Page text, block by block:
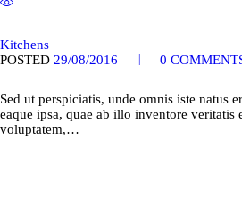
Kitchens
POSTED 29/08/2016 0
Sed ut perspiciatis, unde omnis iste natus
eaque ipsa, quae ab illo inventore
voluptatem,…